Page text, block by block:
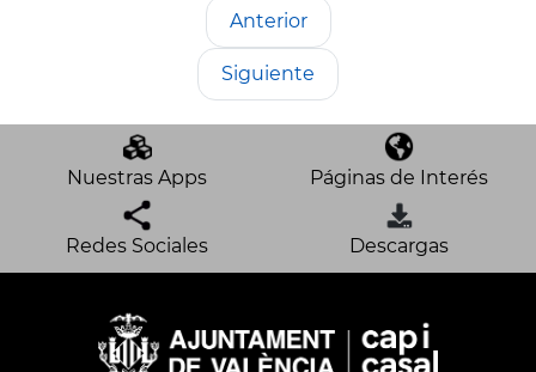
Anterior
Siguiente
Nuestras Apps Páginas de Interés
Redes Sociales Descargas